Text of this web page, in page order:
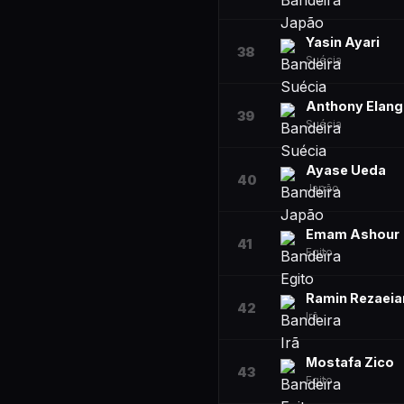
38
Yasin Ayari
Suécia
39
Anthony
Suécia
40
Ayase Ueda
Japão
41
Emam Ashour
Egito
42
Ramin
Irã
43
Mostafa Zico
Egito